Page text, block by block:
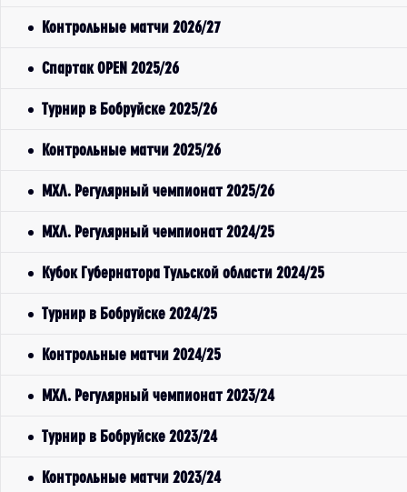
Контрольные матчи 2026/27
Спартак OPEN 2025/26
Турнир в Бобруйске 2025/26
Контрольные матчи 2025/26
МХЛ. Регулярный чемпионат 2025/26
МХЛ. Регулярный чемпионат 2024/25
Кубок Губернатора Тульской области 2024/25
Турнир в Бобруйске 2024/25
Контрольные матчи 2024/25
МХЛ. Регулярный чемпионат 2023/24
Турнир в Бобруйске 2023/24
Контрольные матчи 2023/24